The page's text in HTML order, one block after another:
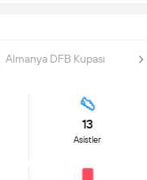
Almanya DFB Kupası
13
Asistler